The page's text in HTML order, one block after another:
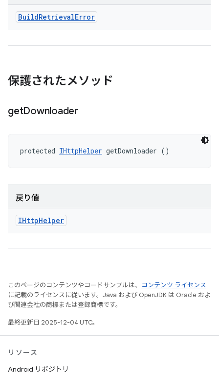
BuildRetrievalError
保護されたメソッド
getDownloader
protected IHttpHelper getDownloader ()
戻り値
IHttpHelper
このページのコンテンツやコードサンプルは、
コンテンツ ライセンス
に記載のライセンスに従います。Java および OpenJDK は Oracle およ
び関連会社の商標または登録商標です。
最終更新日 2025-12-04 UTC。
リソース
Android リポジトリ